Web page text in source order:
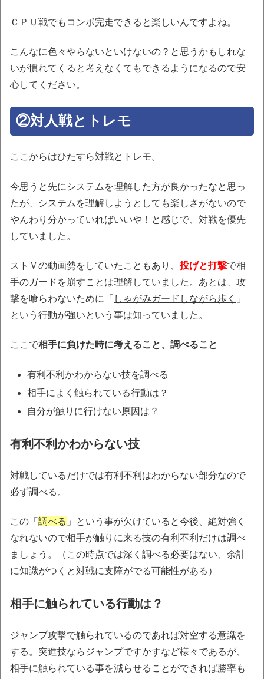
ＣＰＵ戦でもコンボ完走できると楽しいんですよね。
こんなに色々やらないといけないの？と思うかもしれな
いが慣れてくると考えなくてもできるようになるので安
心してください。
②対人戦とトレモ
ここからはひたすら対戦とトレモ。
今思うと先にシステムを理解した方が良かったなと思っ
たが、システムを理解しようとしても楽しさがないので
やんわり分かっていればいいや！と感じで、対戦を優先
していました。
ストＶの動画勢をしていたこともあり、投げと打撃で相
手のガードを崩すことは理解していました。あとは、攻
撃を喰らわないために「 しゃがみガードしながら歩く
」
という行動が強いという事は知っていました。
ここで相手に負けた時に考えること、調べること
有利不利かわからない技を調べる
相手によく触られている行動は？
自分が触りに行けない原因は？
有利不利かわからない技
対戦しているだけでは有利不利はわからない部分なので
必ず調べる。
この「 調べる 」という事が欠けていると今後、絶対強く
なれないので相手が触りに来る技の有利不利だけは調べ
ましょう。（この時点では深く調べる必要はない、余計
に知識がつくと対戦に支障がでる可能性がある）
相手に触られている行動は？
ジャンプ攻撃で触られているのであれば対空する意識を
する。突進技ならジャンプですかすなど様々であるが、
相手に触られている事を減らせることができれば勝率も